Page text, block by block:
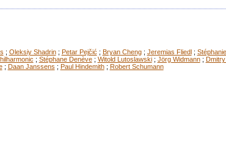
; Oleksiy Shadrin; Petar Pejčić ; Bryan Cheng; Jeremias Fliedl;
; Stéphane Denève; Witold Lutoslawski; Jörg Widmann;
; Daan Janssens ; Paul Hindemith; Robert Schumann